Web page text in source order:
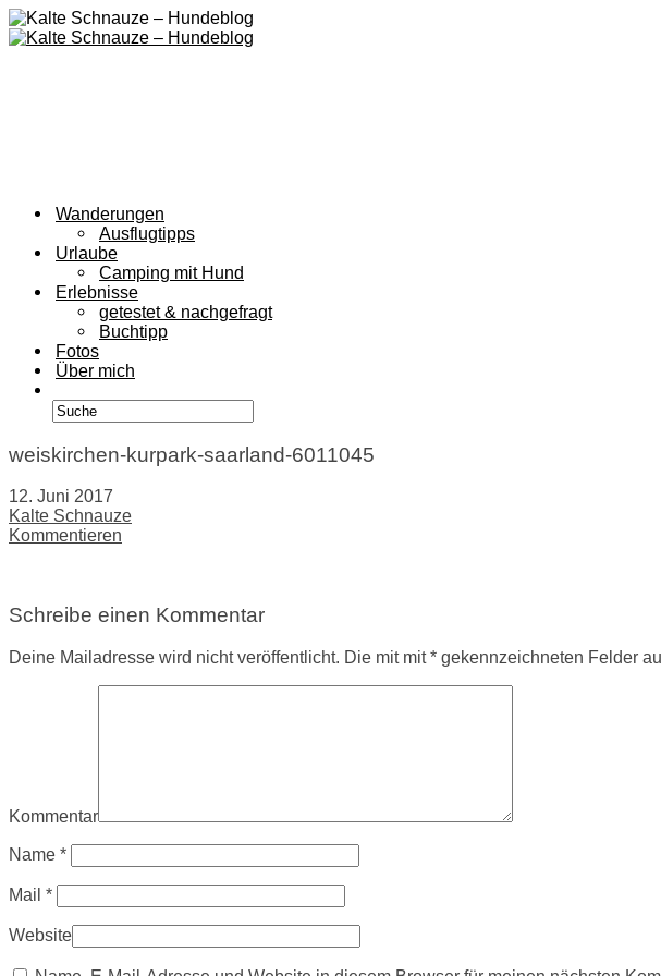
Wanderungen
Ausflugtipps
Urlaube
Camping mit Hund
Erlebnisse
getestet & nachgefragt
Buchtipp
Fotos
Über mich
weiskirchen-kurpark-saarland-6011045
12. Juni 2017
Kalte Schnauze
Kommentieren
Schreibe einen Kommentar
Deine Mailadresse wird nicht veröffentlicht. Die mit mit * gekennzeichneten Felder
Kommentar
Name *
Mail *
Website